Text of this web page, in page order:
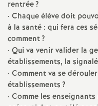
rentrée?
· Chaque élève doit
à la santé : qui fera ces
comment?
· Qui va venir valider la
établissements, la
· Comment va se
établissements?
· Comme les